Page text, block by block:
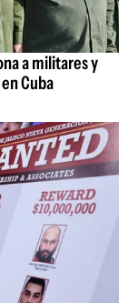
a militares y
Cuba